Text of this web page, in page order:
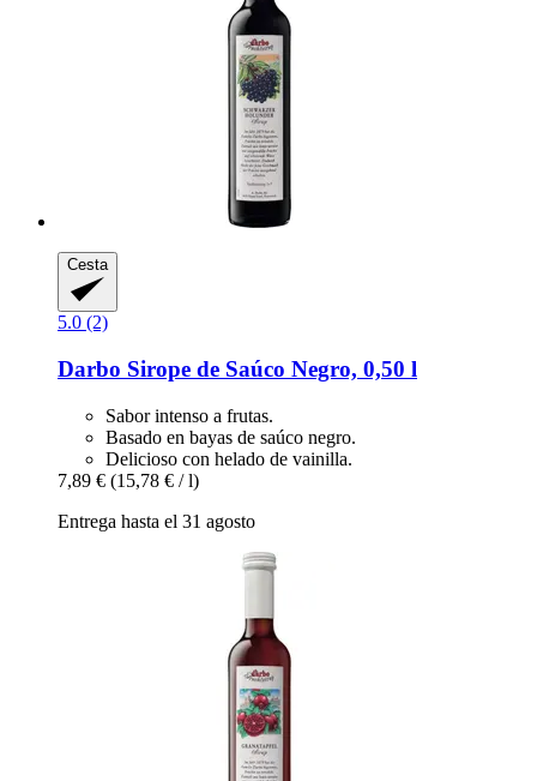
Cesta
5.0 (2)
Darbo Sirope de Saúco Negro, 0,50 l
Sabor intenso a frutas.
Basado en bayas de saúco negro.
Delicioso con helado de vainilla.
7,89 € (15,78 € / l)
Entrega hasta el 31 agosto